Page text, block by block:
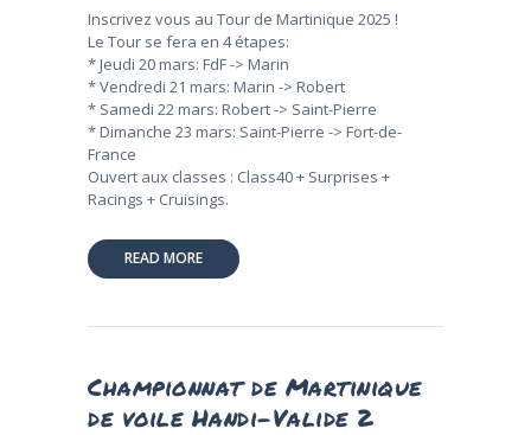
Inscrivez vous au Tour de Martinique 2025 !
Le Tour se fera en 4 étapes:
* Jeudi 20 mars: FdF -> Marin
* Vendredi 21 mars: Marin -> Robert
* Samedi 22 mars: Robert -> Saint-Pierre
* Dimanche 23 mars: Saint-Pierre -> Fort-de-
France
Ouvert aux classes : Class40 + Surprises +
Racings + Cruisings.
READ MORE
Championnat de Martinique
de voile Handi-Valide 2